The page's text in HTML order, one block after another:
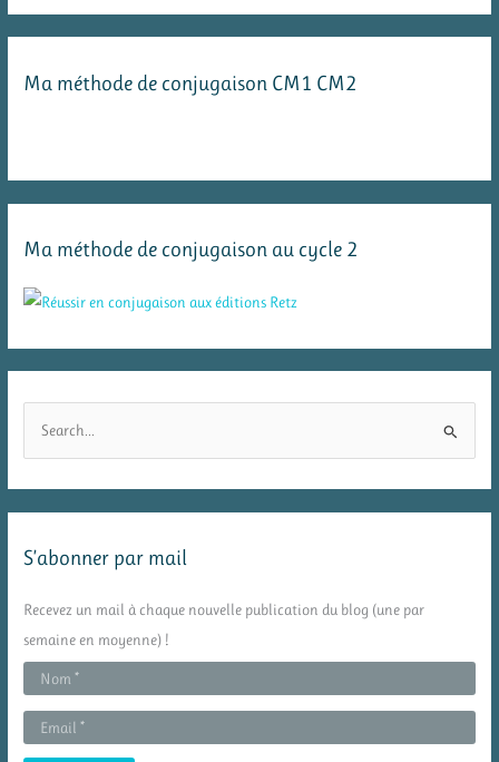
Ma méthode de conjugaison CM1 CM2
Ma méthode de conjugaison au cycle 2
r
:
S’abonner par mail
Recevez un mail à chaque nouvelle publication du blog (une par
semaine en moyenne) !